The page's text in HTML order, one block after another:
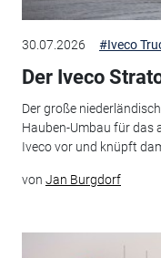
30.07.2026 #Iveco
Der Iveco
Der große
Hauben-Umbau für das
Iveco vor und knüpft
von Jan Burgdorf